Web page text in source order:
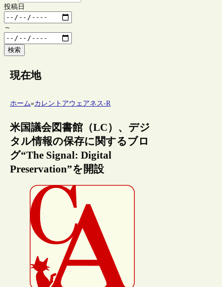
投稿日
～
検索
現在地
ホーム»カレントアウェアネス-R
米国議会図書館（LC）、デジ
タル情報の保存に関するブロ
グ“The Signal: Digital
Preservation”を開設